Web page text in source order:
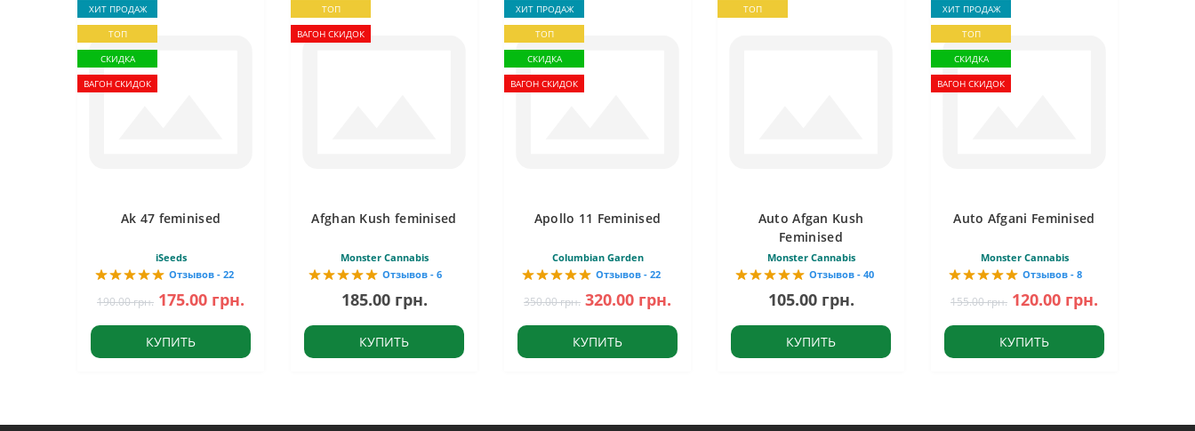
ХИТ ПРОДАЖ
ТОП
СКИДКА
ВАГОН СКИДОК
Ak 47 feminised
iSeeds
Отзывов - 22
190.00 грн. 175.00 грн.
КУПИТЬ
ТОП
ВАГОН СКИДОК
Afghan Kush feminised
Monster Cannabis
Отзывов - 6
185.00 грн.
КУПИТЬ
ХИТ ПРОДАЖ
ТОП
СКИДКА
ВАГОН СКИДОК
Apollo 11 Feminised
Columbian Garden
Отзывов - 22
350.00 грн. 320.00 грн.
КУПИТЬ
ТОП
Auto Afgan Kush
Feminised
Monster Cannabis
Отзывов - 40
105.00 грн.
КУПИТЬ
ХИТ ПРОДАЖ
ТОП
СКИДКА
ВАГОН СКИДОК
Auto Afgani Feminised
Monster Cannabis
Отзывов - 8
155.00 грн. 120.00 грн.
КУПИТЬ